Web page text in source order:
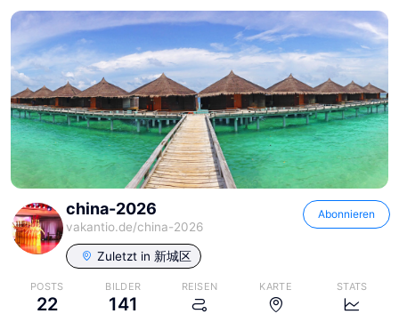
china-2026
vakantio.de/china-2026
Abonnieren
Zuletzt in 新城区
POSTS
22
BILDER
141
REISEN KARTE STATS